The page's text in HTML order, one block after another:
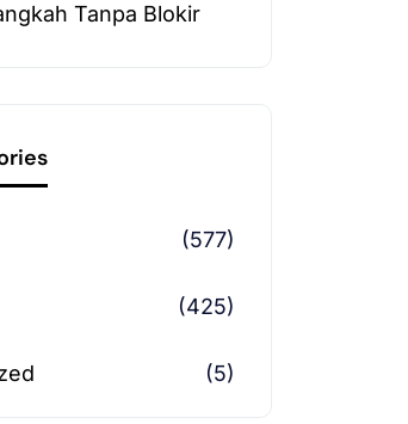
Tanpa Blokir
(577)
(425)
(5)